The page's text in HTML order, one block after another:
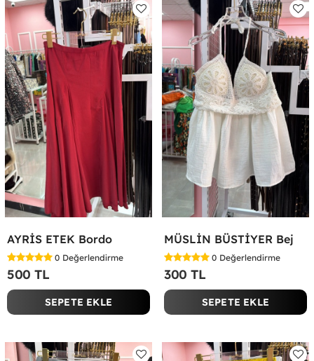
AYRİS ETEK Bordo
0 Değerlendirme
500 TL
SEPETE EKLE
MÜSLİN BÜSTİYER Bej
0 Değerlendirme
300 TL
SEPETE EKLE